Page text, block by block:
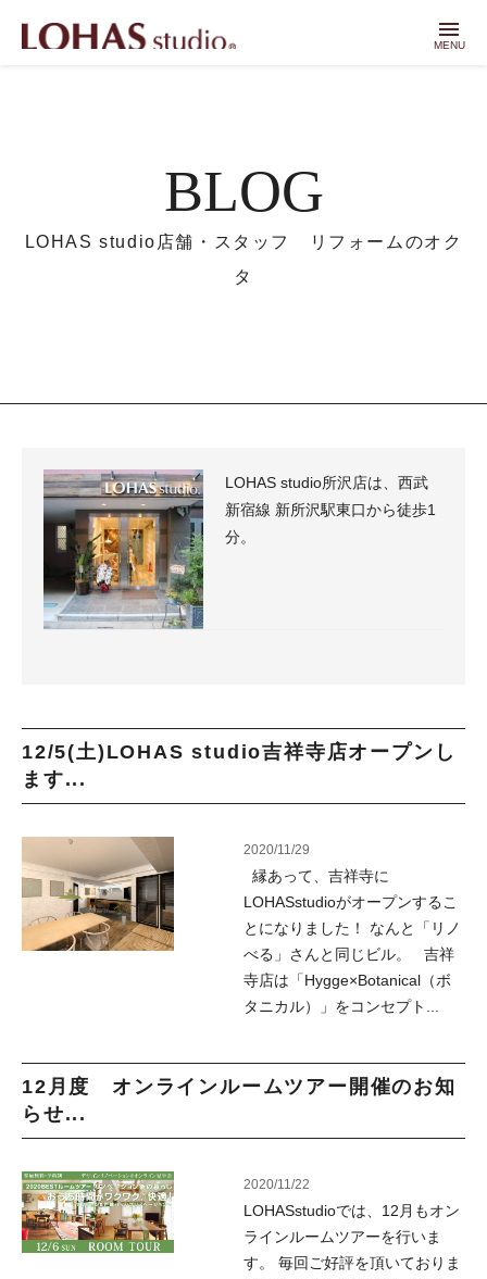
menu
MENU
BLOG
LOHAS studio店舗・スタッフ リフォームのオク
タ
LOHAS studio所沢店は、西武
新宿線 新所沢駅東口から徒歩1
分。
12/5(土)LOHAS studio吉祥寺店オープンし
ます...
2020/11/29
縁あって、吉祥寺に
LOHASstudioがオープンするこ
とになりました！ なんと「リノ
べる」さんと同じビル。 吉祥
寺店は「Hygge×Botanical（ボ
タニカル）」をコンセプト...
12月度 オンラインルームツアー開催のお知
らせ...
2020/11/22
LOHASstudioでは、12月もオン
ラインルームツアーを行いま
す。 毎回ご好評を頂いておりま